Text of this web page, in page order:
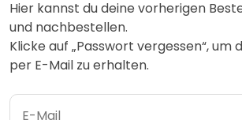
Hier kannst du deine vorherigen
und nachbestellen.
Klicke auf „Passwort vergessen“, um
per E-Mail zu erhalten.